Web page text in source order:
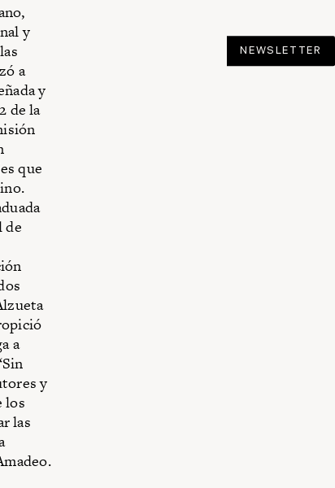
y
a
y
de la
que
de
a
y
los
las
NEWSLETTER